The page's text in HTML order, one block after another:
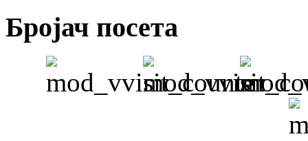
Бројач посета